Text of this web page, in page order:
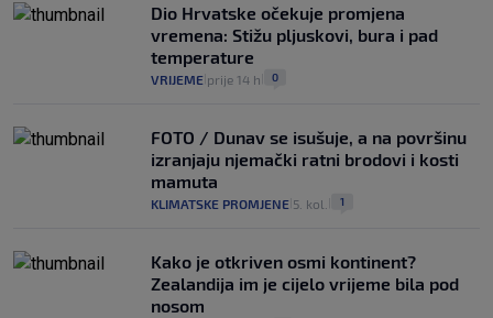
Dio Hrvatske očekuje promjena
vremena: Stižu pljuskovi, bura i pad
temperature
VRIJEME prije 14 h 0
FOTO / Dunav se isušuje, a na površinu
izranjaju njemački ratni brodovi i kosti
mamuta
KLIMATSKE PROMJENE 5. kol. 1
Kako je otkriven osmi kontinent?
Zealandija im je cijelo vrijeme bila pod
nosom